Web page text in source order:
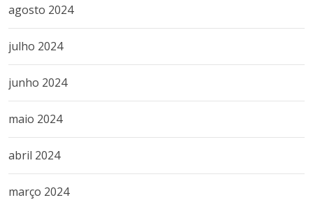
agosto 2024
julho 2024
junho 2024
maio 2024
abril 2024
março 2024